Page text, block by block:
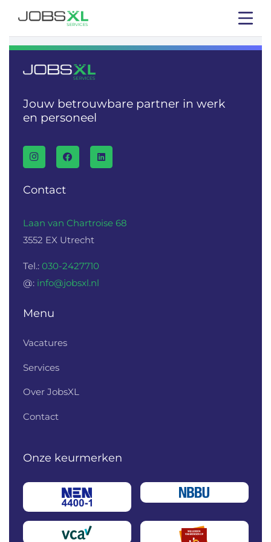
Jouw betrouwbare partner in werk
en personeel
Contact
Laan van Chartroise 68
3552 EX Utrecht
Tel.: 030-2427710
@: info@jobsxl.nl
Menu
Vacatures
Services
Over JobsXL
Contact
Onze keurmerken